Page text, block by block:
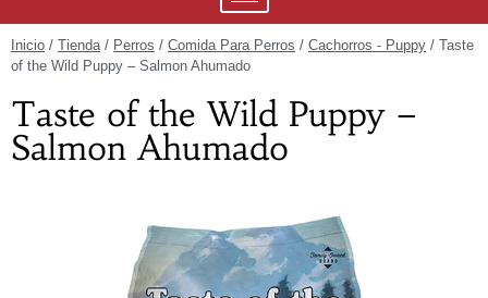
Inicio / Tienda/ Perros / Comida Para Perros / Cachorros - Puppy / Taste
of the Wild Puppy – Salmon Ahumado
Taste of the Wild Puppy –
Salmon Ahumado